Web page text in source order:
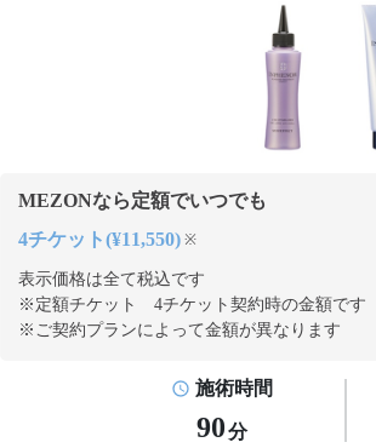
MEZONなら定額でいつでも
4チケット(¥11,550) ※
表示価格は全て税込です
※定額チケット 4チケット契約時の金額です
※ご契約プランによって金額が異なります
施術時間
90分